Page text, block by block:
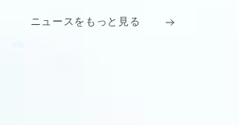
ニュースをもっと見る